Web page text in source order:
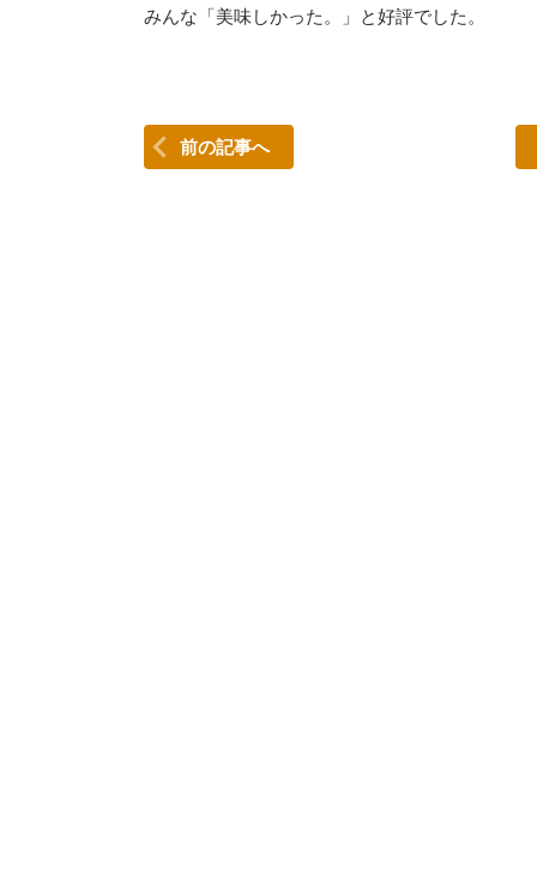
みんな「美味しかった。」と好評でした。
前の記事へ